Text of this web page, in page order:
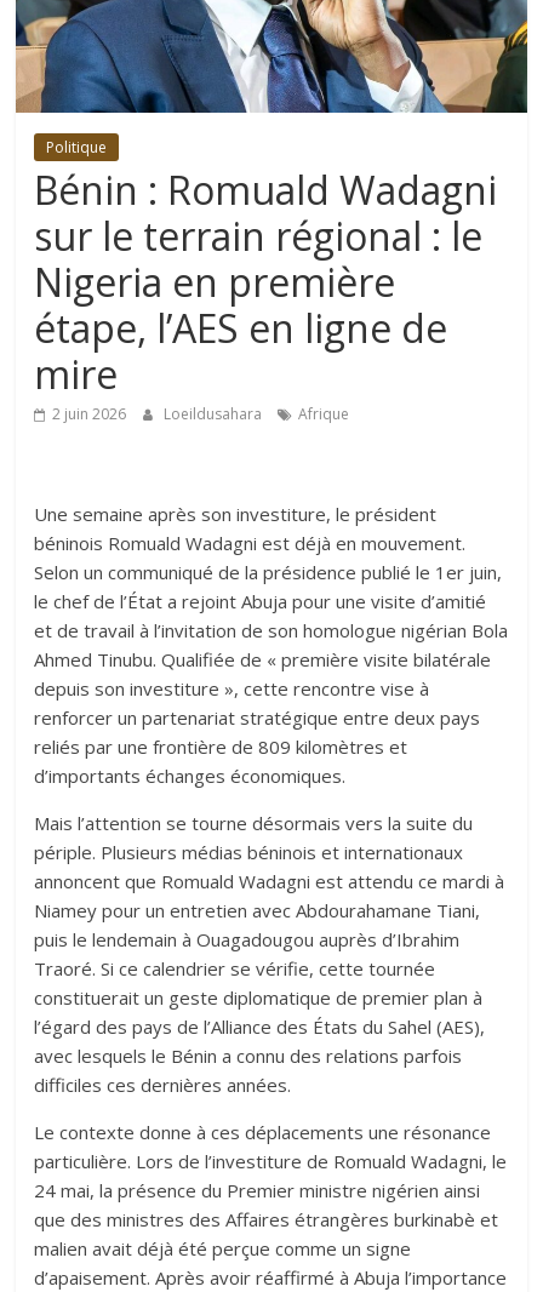
Politique
Bénin : Romuald Wadagni
sur le terrain régional : le
Nigeria en première
étape, l’AES en ligne de
mire
2 juin 2026 Loeildusahara Afrique
Une semaine après son investiture, le président
béninois Romuald Wadagni est déjà en mouvement.
Selon un communiqué de la présidence publié le 1er juin,
le chef de l’État a rejoint Abuja pour une visite d’amitié
et de travail à l’invitation de son homologue nigérian Bola
Ahmed Tinubu. Qualifiée de « première visite bilatérale
depuis son investiture », cette rencontre vise à
renforcer un partenariat stratégique entre deux pays
reliés par une frontière de 809 kilomètres et
d’importants échanges économiques.
Mais l’attention se tourne désormais vers la suite du
périple. Plusieurs médias béninois et internationaux
annoncent que Romuald Wadagni est attendu ce mardi à
Niamey pour un entretien avec Abdourahamane Tiani,
puis le lendemain à Ouagadougou auprès d’Ibrahim
Traoré. Si ce calendrier se vérifie, cette tournée
constituerait un geste diplomatique de premier plan à
l’égard des pays de l’Alliance des États du Sahel (AES),
avec lesquels le Bénin a connu des relations parfois
difficiles ces dernières années.
Le contexte donne à ces déplacements une résonance
particulière. Lors de l’investiture de Romuald Wadagni, le
24 mai, la présence du Premier ministre nigérien ainsi
que des ministres des Affaires étrangères burkinabè et
malien avait déjà été perçue comme un signe
d’apaisement. Après avoir réaffirmé à Abuja l’importance